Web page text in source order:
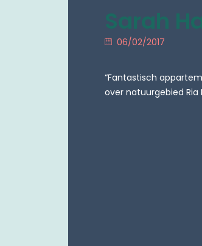
Sarah
06/02/2017
“Fantastisch
over natuurgebied